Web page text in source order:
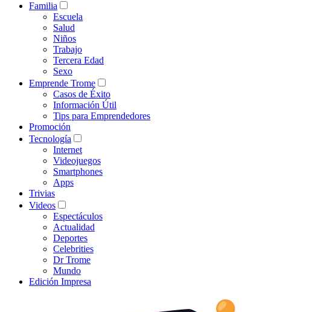
Familia
Escuela
Salud
Niños
Trabajo
Tercera Edad
Sexo
Emprende Trome
Casos de Éxito
Información Útil
Tips para Emprendedores
Promoción
Tecnología
Internet
Videojuegos
Smartphones
Apps
Trivias
Videos
Espectáculos
Actualidad
Deportes
Celebrities
Dr Trome
Mundo
Edición Impresa